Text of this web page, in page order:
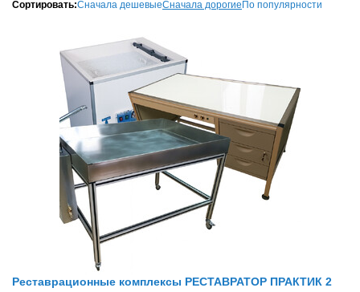
Сортировать:Сначала дешевыеСначала дорогие По популярности
Реставрационные комплексы РЕСТАВРАТОР ПРАКТИК 2